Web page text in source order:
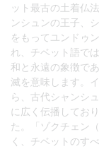
ット最古の土着仏
ンシュンの王子、
をもってユンドゥ
れ、チベット語で
和と永遠の象徴で
滅を意味します。
ら、古代シャンシ
に広く伝播してお
た。「ゾクチェン
く、チベットのす